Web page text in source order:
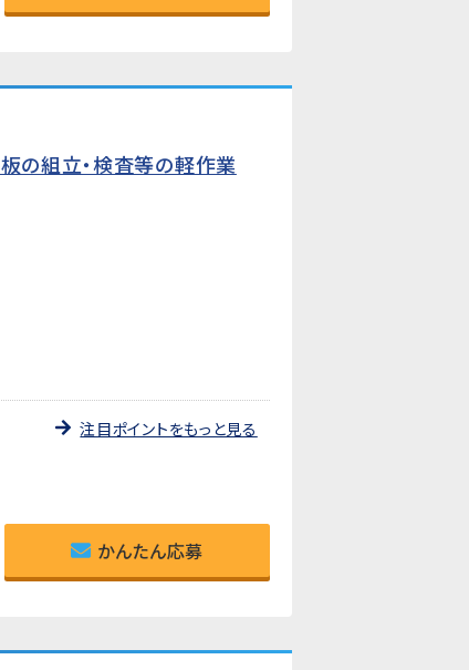
の組立・検査等の軽作業
注目ポイントをもっと見る
かんたん応募